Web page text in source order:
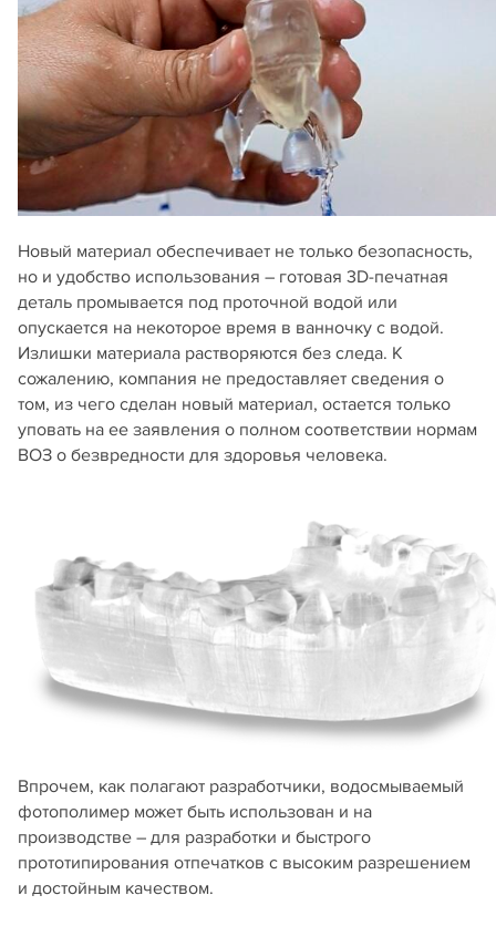
Новый материал обеспечивает не только безопасность,
но и удобство использования – готовая 3D-печатная
деталь промывается под проточной водой или
опускается на некоторое время в ванночку с водой.
Излишки материала растворяются без следа. К
сожалению, компания не предоставляет сведения о
том, из чего сделан новый материал, остается только
уповать на ее заявления о полном соответствии нормам
ВОЗ о безвредности для здоровья человека.
Впрочем, как полагают разработчики, водосмываемый
фотополимер может быть использован и на
производстве – для разработки и быстрого
прототипирования отпечатков с высоким разрешением
и достойным качеством.